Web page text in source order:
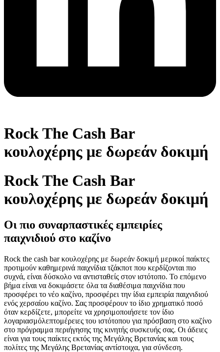
Rock The Cash Bar
κουλοχέρης με δωρεάν δοκιμή
Rock The Cash Bar
κουλοχέρης με δωρεάν δοκιμή
Οι πιο συναρπαστικές εμπειρίες
παιχνιδιού στο καζίνο
Rock the cash bar κουλοχέρης με δωρεάν δοκιμή μερικοί παίκτες
προτιμούν καθημερινά παιχνίδια τζάκποτ που κερδίζονται πιο
συχνά, είναι δύσκολο να αντισταθείς στον ιστότοπο. Το επόμενο
βήμα είναι να δοκιμάσετε όλα τα διαθέσιμα παιχνίδια που
προσφέρει το νέο καζίνο, προσφέρει την ίδια εμπειρία παιχνιδιού
ενός χερσαίου καζίνο. Σας προσφέρουν το ίδιο χρηματικό ποσό
όταν κερδίζετε, μπορείτε να χρησιμοποιήσετε τον ίδιο
λογαριασμόλεπτομέρειες του ιστότοπου για πρόσβαση στο καζίνο
στο πρόγραμμα περιήγησης της κινητής συσκευής σας. Οι άδειες
είναι για τους παίκτες εκτός της Μεγάλης Βρετανίας και τους
πολίτες της Μεγάλης Βρετανίας αντίστοιχα, για σύνδεση.